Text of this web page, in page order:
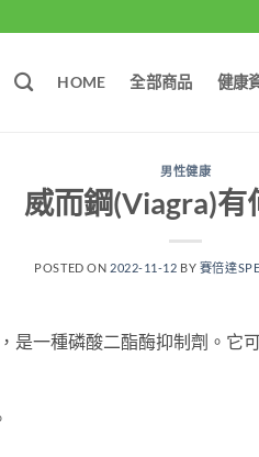
HOME 全部商品 健康
男性健康
威而鋼(Viagra)有
POSTED ON 2022-11-12 BY 賽倍達
是一種磷酸二酯酶抑制劑。它